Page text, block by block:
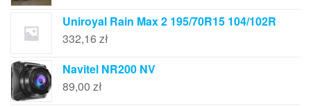
Uniroyal Rain Max 2 195/70R15 104/102R
332,16 zł
Navitel NR200 NV
89,00 zł